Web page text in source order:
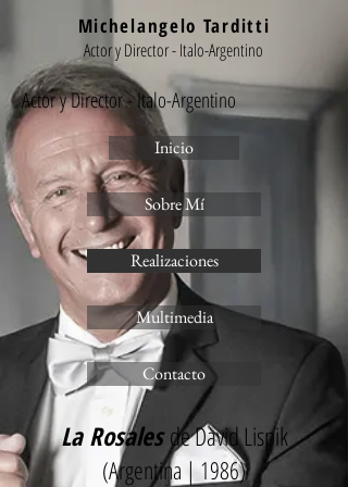
Michelangelo Tarditti
Actor y Director - Italo-Argentino
Actor y Director - Italo-Argentino
Inicio
Sobre Mí
Realizaciones
Multimedia
Contacto
La Rosalesde David Lispik
(Argentina | 1986)